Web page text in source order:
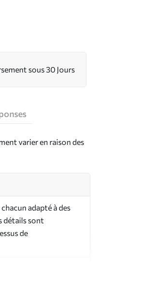
sous 30 Jours
varier en raison des
adapté à des
détails sont
de